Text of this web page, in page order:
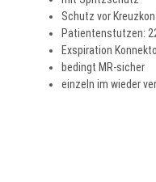
Schutz vor
Patientenstutzen:
Exspiration
bedingt MR-sicher
einzeln im wieder